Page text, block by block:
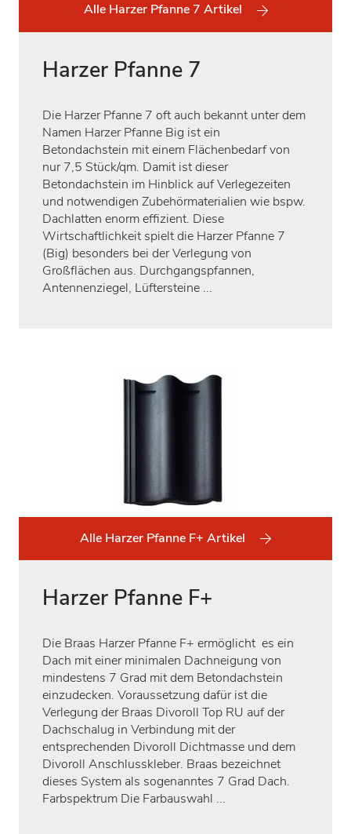
Alle Harzer Pfanne 7 Artikel
Harzer Pfanne 7
Die Harzer Pfanne 7 oft auch bekannt unter dem
Namen Harzer Pfanne Big ist ein
Betondachstein mit einem Flächenbedarf von
nur 7,5 Stück/qm. Damit ist dieser
Betondachstein im Hinblick auf Verlegezeiten
und notwendigen Zubehörmaterialien wie bspw.
Dachlatten enorm effizient. Diese
Wirtschaftlichkeit spielt die Harzer Pfanne 7
(Big) besonders bei der Verlegung von
Großflächen aus. Durchgangspfannen,
Antennenziegel, Lüftersteine ...
Alle Harzer Pfanne F+ Artikel
Harzer Pfanne F+
Die Braas Harzer Pfanne F+ ermöglicht es ein
Dach mit einer minimalen Dachneigung von
mindestens 7 Grad mit dem Betondachstein
einzudecken. Voraussetzung dafür ist die
Verlegung der Braas Divoroll Top RU auf der
Dachschalug in Verbindung mit der
entsprechenden Divoroll Dichtmasse und dem
Divoroll Anschlusskleber. Braas bezeichnet
dieses System als sogenanntes 7 Grad Dach.
Farbspektrum Die Farbauswahl ...